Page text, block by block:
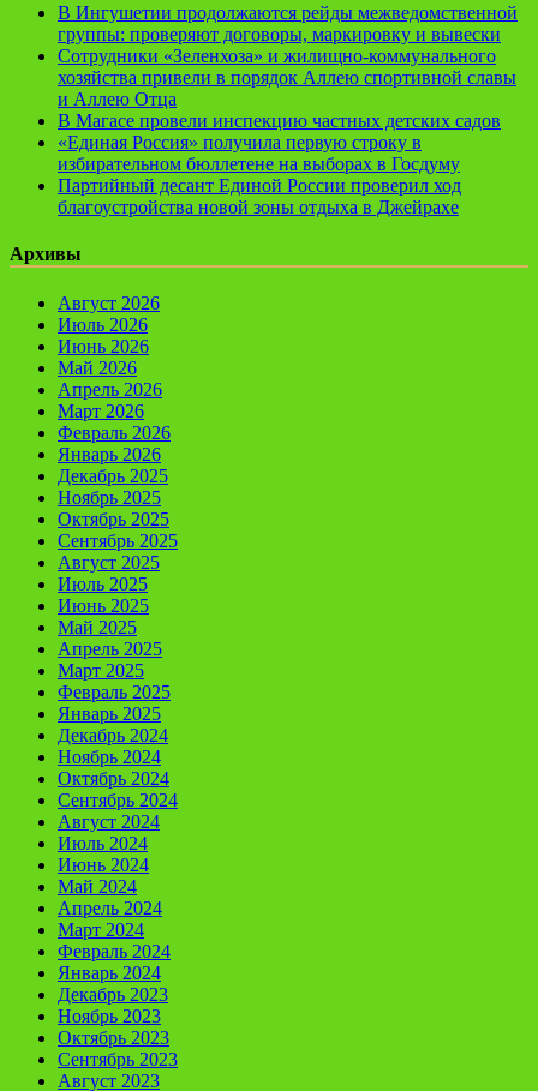
В Ингушетии продолжаются рейды межведомственной
группы: проверяют договоры, маркировку и вывески
Сотрудники «Зеленхоза» и жилищно-коммунального
хозяйства привели в порядок Аллею спортивной славы
и Аллею Отца
В Магасе провели инспекцию частных детских садов
«Единая Россия» получила первую строку в
избирательном бюллетене на выборах в Госдуму
Партийный десант Единой России проверил ход
благоустройства новой зоны отдыха в Джейрахе
Архивы
Август 2026
Июль 2026
Июнь 2026
Май 2026
Апрель 2026
Март 2026
Февраль 2026
Январь 2026
Декабрь 2025
Ноябрь 2025
Октябрь 2025
Сентябрь 2025
Август 2025
Июль 2025
Июнь 2025
Май 2025
Апрель 2025
Март 2025
Февраль 2025
Январь 2025
Декабрь 2024
Ноябрь 2024
Октябрь 2024
Сентябрь 2024
Август 2024
Июль 2024
Июнь 2024
Май 2024
Апрель 2024
Март 2024
Февраль 2024
Январь 2024
Декабрь 2023
Ноябрь 2023
Октябрь 2023
Сентябрь 2023
Август 2023